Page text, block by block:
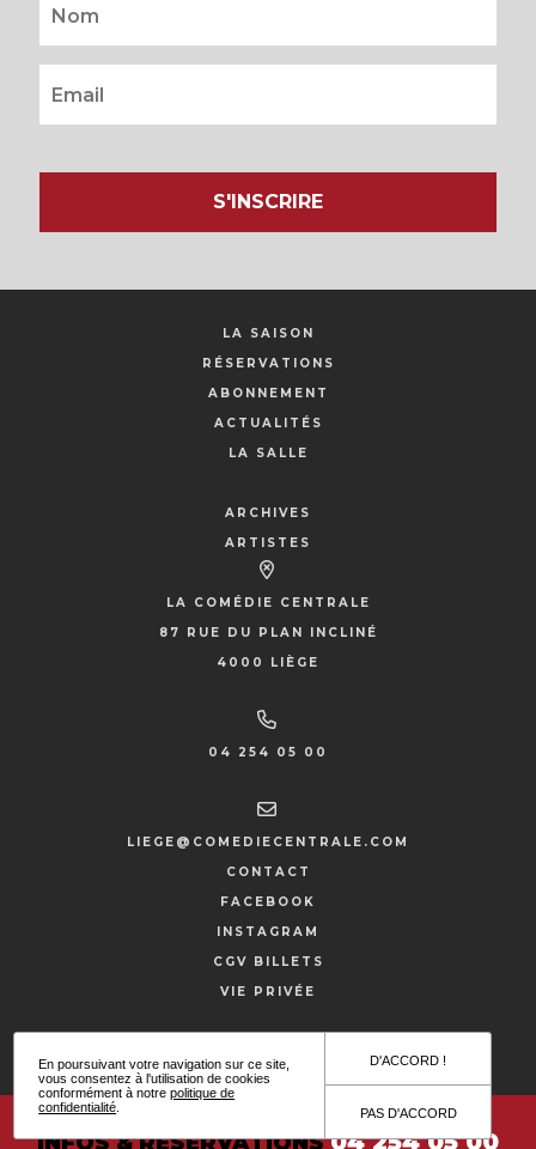
S'INSCRIRE
LA SAISON
RÉSERVATIONS
ABONNEMENT
ACTUALITÉS
LA SALLE
ARCHIVES
ARTISTES
LA COMÉDIE CENTRALE
87 RUE DU PLAN INCLINÉ
4000 LIÈGE
04 254 05 00
LIEGE@COMEDIECENTRALE.COM
CONTACT
FACEBOOK
INSTAGRAM
CGV BILLETS
VIE PRIVÉE
INFOS & RÉSERVATIONS04 254 05 00
En poursuivant votre navigation sur ce site,
vous consentez à l'utilisation de cookies
conformément à notrepolitique de
confidentialité
D'ACCORD !
PAS D'ACCORD